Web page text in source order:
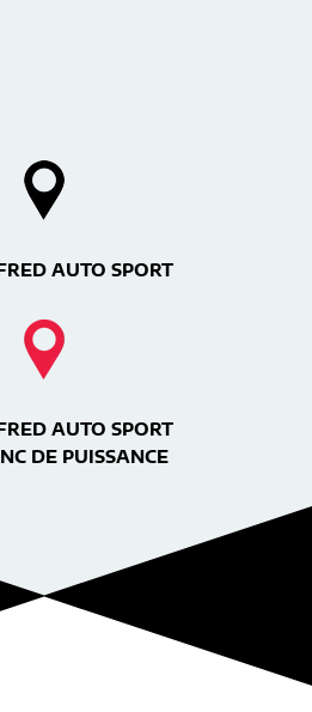
AUTO SPORT
AUTO SPORT
DE PUISSANCE